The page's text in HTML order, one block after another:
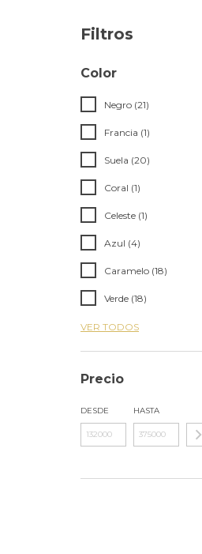
Filtros
Color
Negro (21)
Francia (1)
Suela (20)
Coral (1)
Celeste (1)
Azul (4)
Caramelo (18)
Verde (18)
VER TODOS
Precio
DESDE HASTA